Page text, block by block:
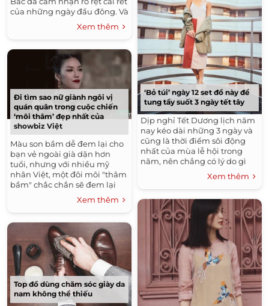
của những ngày đầu đông. Và
trong những ngày này, ưu
Xem thêm
Đi tìm sao nữ giành ngôi vị
quán quân trong cuộc chiến
‘môi thâm’ đẹp nhất của
showbiz Việt
Màu son bầm dễ đem lại cho
bạn vẻ ngoài già dặn hơn
tuổi, nhưng với nhiều mỹ
nhân Việt, một đôi môi "thâm
bầm" chắc chắn sẽ đem lại
hình ảnh quyền lực, cá tính,
Xem thêm
Top đồ dùng chăm sóc giày da
nam không thể thiếu
‘Bỏ túi’ ngày 12 set đồ này để
tung tẩy suốt 3 ngày tết tây
Dịp nghỉ Tết Dương lịch năm
nay kéo dài những 3 ngày và
cũng là thời điểm sôi động
nhất của mùa lễ hội trong
năm, nên chẳng có lý do gì
mà bạn không xúng xính áo
Xem thêm